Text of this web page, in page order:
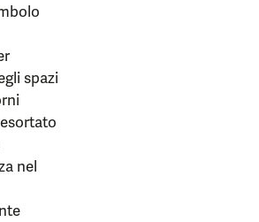
spazi
nel